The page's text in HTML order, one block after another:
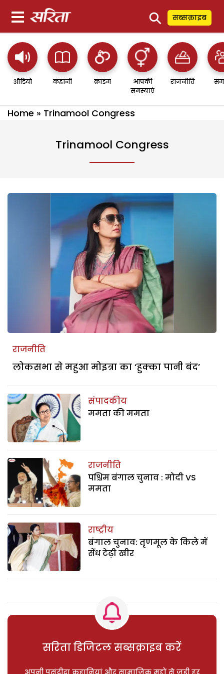
⚲ सब्सक्राइब
ऑडियो कहानी क्राइम
आपकी
समस्याएं
राजनीति
Home » Trinamool Congress
Trinamool Congress
राजनीति
लोकसभा से महुआ मोइत्रा का ‘हुक्का पानी बंद’
संपादकीय
ममता की ममता
राजनीति
पश्चिम बंगाल चुनाव : मोदी VS
ममता
राष्ट्रीय
बंगाल चुनाव: तृणमूल के किले में
सेंध टेढ़ी खीर
सरिता डिजिटल सब्सक्राइब करें